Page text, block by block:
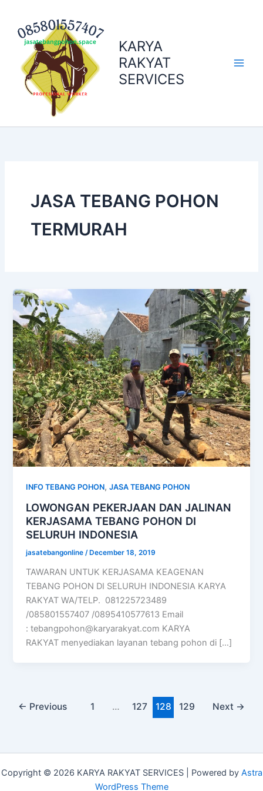
content
KARYA
RAKYAT
SERVICES
JASA TEBANG POHON
TERMURAH
INFO TEBANG POHON,JASA TEBANG POHON
LOWONGAN PEKERJAAN DAN JALINAN
KERJASAMA TEBANG POHON DI
SELURUH INDONESIA
jasatebangonline/December 18, 2019
TAWARAN UNTUK KERJASAMA KEAGENAN
TEBANG POHON DI SELURUH INDONESIA KARYA
RAKYAT WA/TELP. 081225723489
/085801557407 /0895410577613 Email
:tebangpohon@karyarakyat.com KARYA
RAKYAT menyediakan layanan tebang pohon di […]
← Previous 1 … 127 128 129 Next →
Copyright © 2026 KARYA RAKYAT SERVICES | Powered by Astra
WordPress Theme